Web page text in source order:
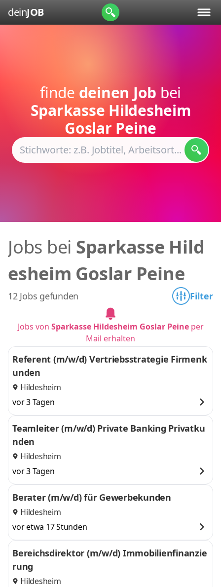
deinJOB
finde deinen Job bei
Sparkasse Hildesheim
Goslar Peine
Jobs bei Sparkasse Hild
esheim Goslar Peine
12 Jobs gefunden Filter
Jobs von Sparkasse Hildesheim Goslar Peineper
Mail erhalten
Referent (m/w/d) Vertriebsstrategie Firmenk
unden
Hildesheim
vor 3 Tagen
Teamleiter (m/w/d) Private Banking Privatku
nden
Hildesheim
vor 3 Tagen
Berater (m/w/d) für Gewerbekunden
Hildesheim
vor etwa 17 Stunden
Bereichsdirektor (m/w/d) Immobilienfinanzie
rung
Hildesheim